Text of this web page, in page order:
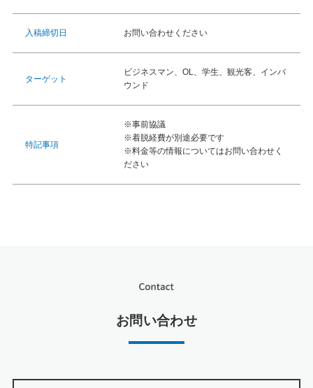
入稿締切日 お問い合わせください
ターゲット
ビジネスマン、OL、学生、観光客、インバ
ウンド
特記事項
※事前協議
※着脱経費が別途必要です
※料金等の情報についてはお問い合わせく
ださい
お問い合わせ